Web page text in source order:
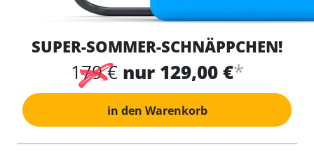
SUPER-SOMMER-SCHNÄPPCHEN!
179 € nur 129,00 €*
in den Warenkorb